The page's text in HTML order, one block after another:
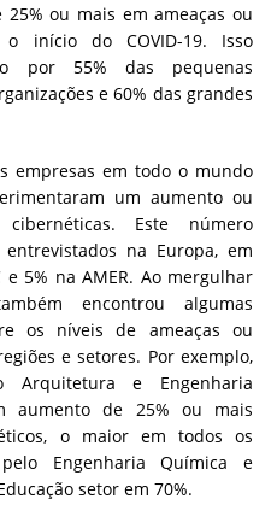
ou mais em ameaças ou
início do COVID-19. Isso
por 55% das pequenas
e 60% das grandes
empresas em todo o mundo
um aumento ou
Este número
na Europa, em
e 5% na AMER. Ao mergulhar
encontrou algumas
os níveis de ameaças ou
e setores. Por exemplo,
Arquitetura e Engenharia
aumento de 25% ou mais
o maior em todos os
Engenharia Química e
setor em 70%.